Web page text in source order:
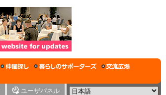
ユーザパネル